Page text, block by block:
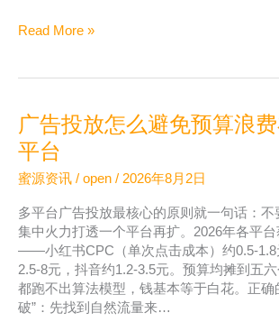
算
现
程
说
明
Enneagram
Practical
Value
Read More »
广告投放怎么避免预算浪
平台
蜜源资讯 / open / 2026年8月2日
多平台广告投放最核心的原则就一句话：
集中火力打透一个平台再扩。2026年各平
——小红书CPC（单次点击成本）约0.5-1.8
2.5-8元，抖音约1.2-3.5元。预算均摊到五
都跑不出算法模型，钱基本等于白花。正确
破”：先找到自然流量来…